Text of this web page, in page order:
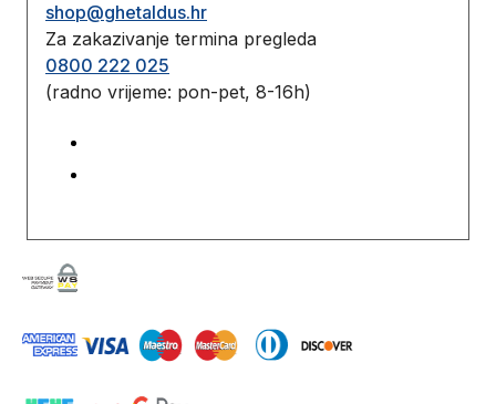
shop@ghetaldus.hr
Za zakazivanje termina pregleda
0800 222 025
(radno vrijeme: pon-pet, 8-16h)